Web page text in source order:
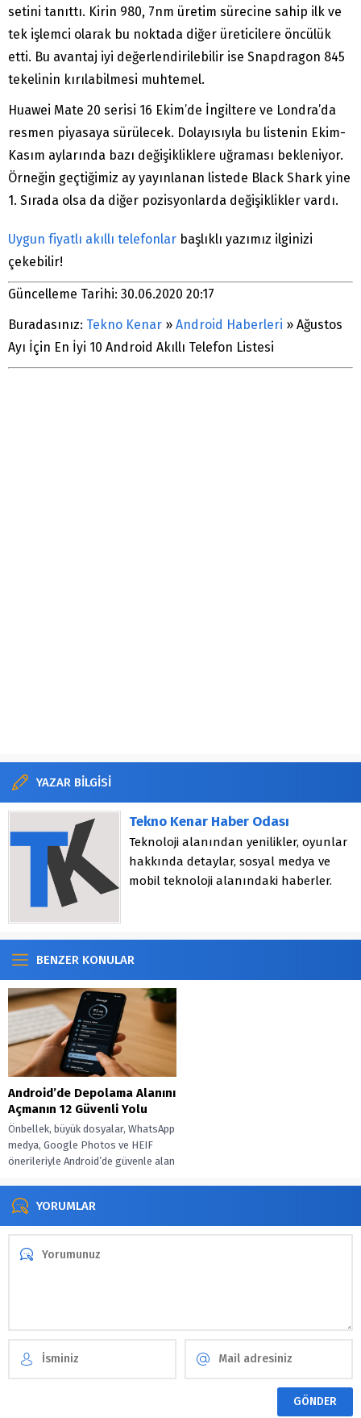
setini tanıttı. Kirin 980, 7nm üretim sürecine sahip ilk ve
tek işlemci olarak bu noktada diğer üreticilere öncülük
etti. Bu avantaj iyi değerlendirilebilir ise Snapdragon 845
tekelinin kırılabilmesi muhtemel.
Huawei Mate 20 serisi 16 Ekim’de İngiltere ve Londra’da
resmen piyasaya sürülecek. Dolayısıyla bu listenin Ekim-
Kasım aylarında bazı değişikliklere uğraması bekleniyor.
Örneğin geçtiğimiz ay yayınlanan listede Black Shark yine
1. Sırada olsa da diğer pozisyonlarda değişiklikler vardı.
Uygun fiyatlı akıllı telefonlar başlıklı yazımız ilginizi
çekebilir!
Güncelleme Tarihi: 30.06.2020 20:17
Buradasınız: Tekno Kenar » Android Haberleri » Ağustos
Ayı İçin En İyi 10 Android Akıllı Telefon Listesi
YAZAR BİLGİSİ
Tekno Kenar Haber Odası
Teknoloji alanından yenilikler, oyunlar
hakkında detaylar, sosyal medya ve
mobil teknoloji alanındaki haberler.
BENZER KONULAR
Android’de Depolama Alanını
Açmanın 12 Güvenli Yolu
Önbellek, büyük dosyalar, WhatsApp
medya, Google Photos ve HEIF
önerileriyle Android’de güvenle alan
YORUMLAR